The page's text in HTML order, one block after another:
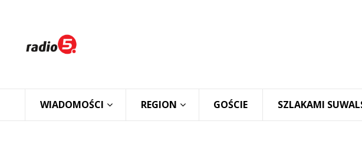
WIADOMOŚCI REGION GOŚCIE SZLAKAMI